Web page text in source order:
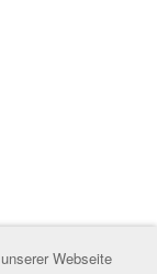
Webseite